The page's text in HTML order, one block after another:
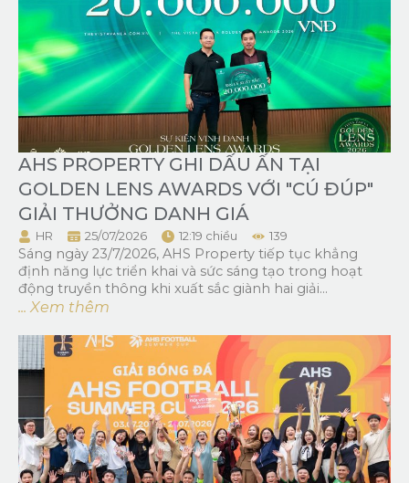
AHS PROPERTY GHI DẤU ẤN TẠI
GOLDEN LENS AWARDS VỚI "CÚ ĐÚP"
GIẢI THƯỞNG DANH GIÁ
HR 25/07/2026 12:19 chiều 139
Sáng ngày 23/7/2026, AHS Property tiếp tục khẳng
định năng lực triển khai và sức sáng tạo trong hoạt
động truyền thông khi xuất sắc giành hai giải...
... Xem thêm